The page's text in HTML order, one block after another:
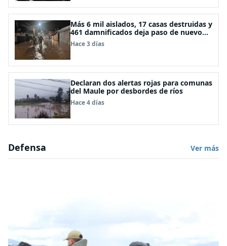
Más 6 mil aislados, 17 casas destruidas y
461 damnificados deja paso de nuevo
sistema frontal
Hace 3 días
Declaran dos alertas rojas para comunas
del Maule por desbordes de ríos
Hace 4 días
Defensa Ver más